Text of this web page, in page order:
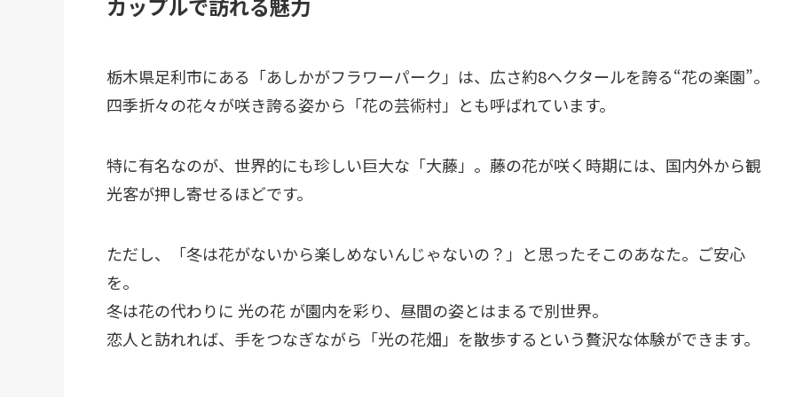
カップルで訪れる魅力
栃木県足利市にある「あしかがフラワーパーク」は、広さ約8ヘクタールを誇る“花の楽園”。
四季折々の花々が咲き誇る姿から「花の芸術村」とも呼ばれています。
特に有名なのが、世界的にも珍しい巨大な「大藤」。藤の花が咲く時期には、国内外から観
光客が押し寄せるほどです。
ただし、「冬は花がないから楽しめないんじゃないの？」と思ったそこのあなた。ご安心
を。
冬は花の代わりに 光の花 が園内を彩り、昼間の姿とはまるで別世界。
恋人と訪れれば、手をつなぎながら「光の花畑」を散歩するという贅沢な体験ができます。